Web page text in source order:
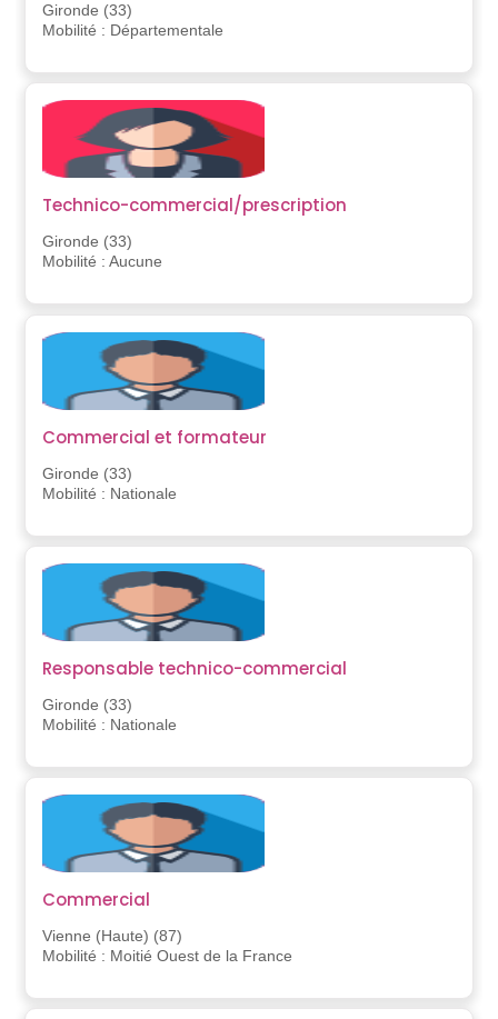
Gironde (33)
Mobilité : Départementale
Technico-commercial/prescription
Gironde (33)
Mobilité : Aucune
Commercial et formateur
Gironde (33)
Mobilité : Nationale
Responsable technico-commercial
Gironde (33)
Mobilité : Nationale
Commercial
Vienne (Haute) (87)
Mobilité : Moitié Ouest de la France